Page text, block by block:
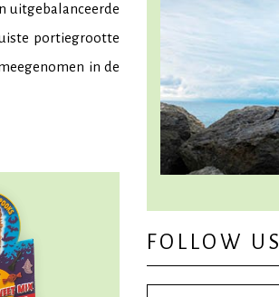
uitgebalanceerde
portiegrootte
in de
FOLLOW US